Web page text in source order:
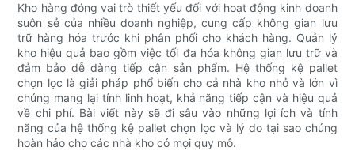
Kho hàng đóng vai trò thiết yếu đối với hoạt động kinh doanh
suôn sẻ của nhiều doanh nghiệp, cung cấp không gian lưu
trữ hàng hóa trước khi phân phối cho khách hàng. Quản lý
kho hiệu quả bao gồm việc tối đa hóa không gian lưu trữ và
đảm bảo dễ dàng tiếp cận sản phẩm. Hệ thống kệ pallet
chọn lọc là giải pháp phổ biến cho cả nhà kho nhỏ và lớn vì
chúng mang lại tính linh hoạt, khả năng tiếp cận và hiệu quả
về chi phí. Bài viết này sẽ đi sâu vào những lợi ích và tính
năng của hệ thống kệ pallet chọn lọc và lý do tại sao chúng
hoàn hảo cho các nhà kho có mọi quy mô.